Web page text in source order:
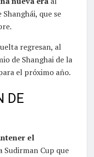
que se
regresan, al
de Shanghai de la
el próximo año.
DE
el
Sudirman Cup que